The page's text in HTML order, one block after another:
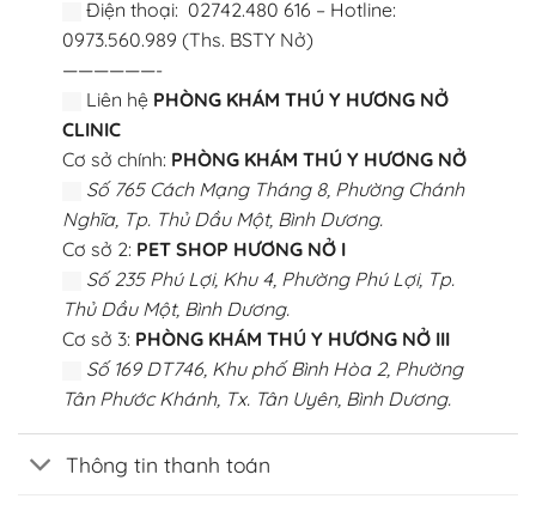
Điện thoại: 02742.480 616 – Hotline:
0973.560.989 (Ths. BSTY Nở)
——————-
Liên hệ PHÒNG KHÁM THÚ Y HƯƠNG NỞ
CLINIC
Cơ sở chính: PHÒNG KHÁM THÚ Y HƯƠNG NỞ
Số 765 Cách Mạng Tháng 8, Phường Chánh
Nghĩa, Tp. Thủ Dầu Một, Bình Dương.
Cơ sở 2: PET SHOP HƯƠNG NỞ I
Số 235 Phú Lợi, Khu 4, Phường Phú Lợi, Tp.
Thủ Dầu Một, Bình Dương.
Cơ sở 3: PHÒNG KHÁM THÚ Y HƯƠNG NỞ III
Số 169 DT746, Khu phố Bình Hòa 2, Phường
Tân Phước Khánh, Tx. Tân Uyên, Bình Dương.
Thông tin thanh toán